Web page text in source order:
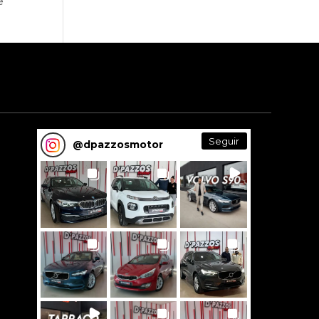
@dpazzosmotor Seguir